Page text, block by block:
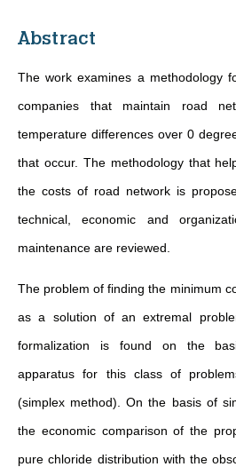
Abstract
The work examines a methodology
companies that maintain road
temperature differences over 0
that occur. The methodology that
the costs of road network is
technical, economic and
maintenance are reviewed.
The problem of finding the minimum
as a solution of an extremal
formalization is found on the
apparatus for this class of
(simplex method). On the basis of
the economic comparison of the
pure chloride distribution with the